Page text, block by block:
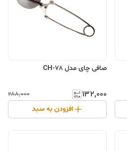
صافی چای مدل CH-78
۱۳۲٬۰۰۰ ۲۸۸٬۰۰۰
افزودن به سبد